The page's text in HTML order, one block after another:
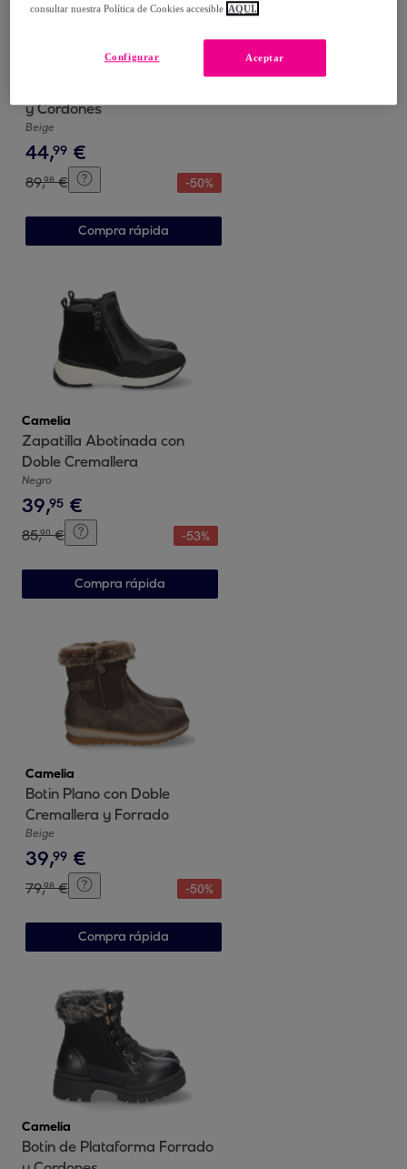
y Cordones
Beige
44,99 €
89,98 € -50%
Compra rápida
Camelia
Zapatilla Abotinada con
Doble Cremallera
Negro
39,95 €
85,90 € -53%
Compra rápida
Camelia
Botin Plano con Doble
Cremallera y Forrado
Beige
39,99 €
79,98 € -50%
Compra rápida
Camelia
Botin de Plataforma Forrado
consultar nuestra Política de Cookies accesible AQUÍ.
Aceptar
Configurar